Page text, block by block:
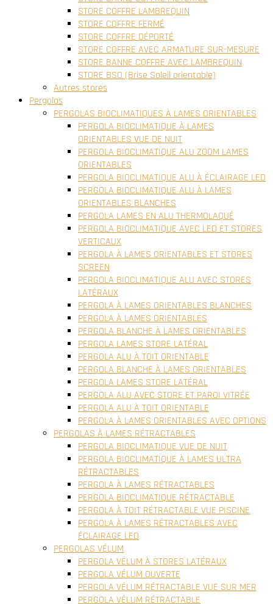
STORE COFFRE LAMBREQUIN
STORE COFFRE FERMÉ
STORE COFFRE DÉPORTÉ
STORE COFFRE AVEC ARMATURE SUR-MESURE
STORE BANNE COFFRE AVEC LAMBREQUIN
STORE BSO (Brise Soleil orientable)
Autres stores
Pergolas
PERGOLAS BIOCLIMATIQUES À LAMES ORIENTABLES
PERGOLA BIOCLIMATIQUE À LAMES
ORIENTABLES VUE DE NUIT
PERGOLA BIOCLIMATIQUE ALU ZOOM LAMES
ORIENTABLES
PERGOLA BIOCLIMATIQUE ALU À ÉCLAIRAGE LED
PERGOLA BIOCLIMATIQUE ALU À LAMES
ORIENTABLES BLANCHES
PERGOLA LAMES EN ALU THERMOLAQUÉ
PERGOLA BIOCLIMATIQUE AVEC LED ET STORES
VERTICAUX
PERGOLA À LAMES ORIENTABLES ET STORES
SCREEN
PERGOLA BIOCLIMATIQUE ALU AVEC STORES
LATÉRAUX
PERGOLA À LAMES ORIENTABLES BLANCHES
PERGOLA À LAMES ORIENTABLES
PERGOLA BLANCHE À LAMES ORIENTABLES
PERGOLA LAMES STORE LATÉRAL
PERGOLA ALU À TOIT ORIENTABLE
PERGOLA BLANCHE À LAMES ORIENTABLES
PERGOLA LAMES STORE LATÉRAL
PERGOLA ALU AVEC STORE ET PAROI VITRÉE
PERGOLA ALU À TOIT ORIENTABLE
PERGOLA À LAMES ORIENTABLES AVEC OPTIONS
PERGOLAS À LAMES RÉTRACTABLES
PERGOLA BIOCLIMATIQUE VUE DE NUIT
PERGOLA BIOCLIMATIQUE À LAMES ULTRA
RÉTRACTABLES
PERGOLA À LAMES RÉTRACTABLES
PERGOLA BIOCLIMATIQUE RÉTRACTABLE
PERGOLA À TOIT RÉTRACTABLE VUE PISCINE
PERGOLA À LAMES RÉTRACTABLES AVEC
ÉCLAIRAGE LED
PERGOLAS VÉLUM
PERGOLA VÉLUM À STORES LATÉRAUX
PERGOLA VÉLUM OUVERTE
PERGOLA VÉLUM RÉTRACTABLE VUE SUR MER
PERGOLA VÉLUM RÉTRACTABLE